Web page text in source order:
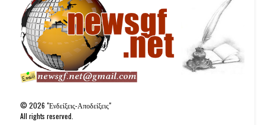
©2026 "Ενδείξεις-Αποδείξεις"
All rights reserved.